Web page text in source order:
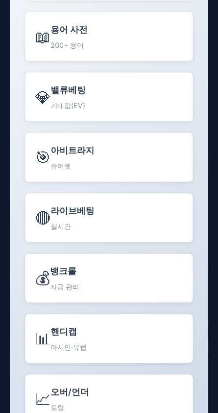
📖 용어 사전
200+ 용어
💎밸류베팅
기대값(EV)
🎯 아비트라지
슈어벳
🔴라이브베팅
실시간
💰뱅크롤
자금 관리
📊 핸디캡
아시안·유럽
📈오버/언더
토탈